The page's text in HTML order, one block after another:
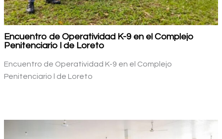
Encuentro de Operatividad K-9 en el Complejo
Penitenciario l de Loreto
Encuentro de Operatividad K-9 en el Complejo
Penitenciario l de Loreto